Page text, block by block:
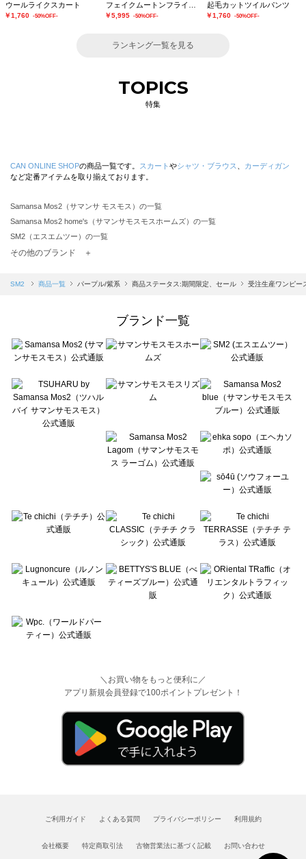
ウールライクスカート
￥1,760 -50%OFF- ￥5,995 -50%OFF-
起毛カットツイルパンツ
￥1,760 -50%OFF-
ランキング一覧を見る
TOPICS
特集
CAN ONLINE SHOPの商品一覧です。 スカート やシャツ・ブラウス
カーディガン
など定番アイテムを取り揃えております。
Samansa Mos2（サマンサ モスモス）の一覧
Samansa Mos2 home's（サマンサモスモスホームズ）の一覧
SM2（エスエムツー）の一覧
TSUHARU by Samansa Mos2（ツハルバイサマンサモスモス）の一覧
Samansa Mos2 blue（サマンサモスモス ブルー）の一覧
Te chichi（テチチ）の一覧
Te chichi CLASSIC（テチチ クラシック）の一覧
Lugnoncure（ルノンキュール）の一覧
BETTY'S BLUE（べティーズブルー）の一覧
Wpc.（ワールドパーティー）の一覧
その他のブランド ＋
SM2 商品一覧 パープル/紫系 商品ステータス:期間限定、セール 受注生産ワンピー
ブランド一覧
＼お買い物をもっと便利に／
アプリ新規会員登録で100ポイントプレゼント！
ご利用ガイド よくある質問 プライバシーポリシー 利用規約
会社概要 特定商取引法 古物営業法に基づく記載 お問い合わせ